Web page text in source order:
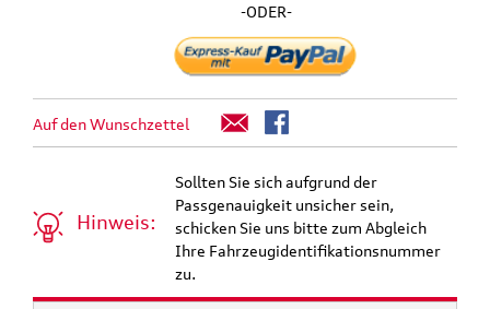
-ODER-
Auf den Wunschzettel
Hinweis:
Sollten Sie sich aufgrund der
Passgenauigkeit unsicher sein,
schicken Sie uns bitte zum Abgleich
Ihre Fahrzeugidentifikationsnummer
zu.